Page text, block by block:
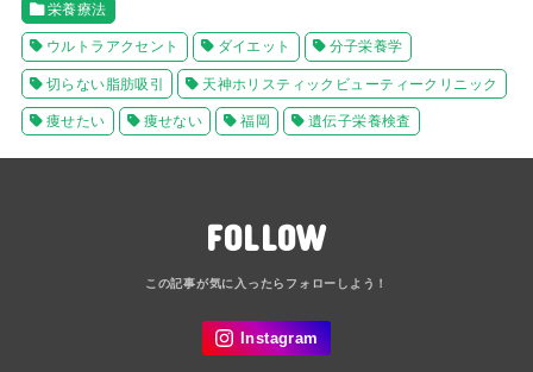
栄養療法
ウルトラアクセント ダイエット 分子栄養学
切らない脂肪吸引 天神ホリスティックビューティークリニック
痩せたい 痩せない 福岡 遺伝子栄養検査
FOLLOW